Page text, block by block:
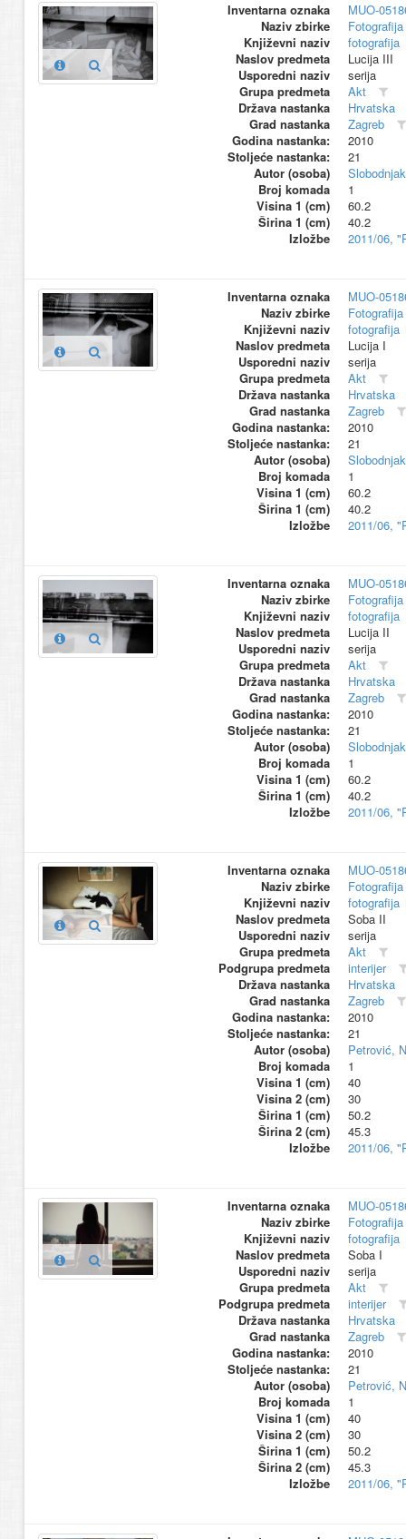
Inventarna oznaka
MUO-
Naziv zbirke
Književni naziv
fotografija
Naslov predmeta
Lucija III
Usporedni naziv
serija
Grupa predmeta
Akt
Država nastanka
Hrvatska
Grad nastanka
Zagreb
Godina nastanka:
2010
Stoljeće nastanka:
21
Autor (osoba)
Broj komada
1
Visina 1 (cm)
60.2
Širina 1 (cm)
40.2
Izložbe
2011/06,
Inventarna oznaka
MUO-
Naziv zbirke
Književni naziv
fotografija
Naslov predmeta
Lucija I
Usporedni naziv
serija
Grupa predmeta
Akt
Država nastanka
Hrvatska
Grad nastanka
Zagreb
Godina nastanka:
2010
Stoljeće nastanka:
21
Autor (osoba)
Broj komada
1
Visina 1 (cm)
60.2
Širina 1 (cm)
40.2
Izložbe
2011/06,
Inventarna oznaka
MUO-
Naziv zbirke
Književni naziv
fotografija
Naslov predmeta
Lucija II
Usporedni naziv
serija
Grupa predmeta
Akt
Država nastanka
Hrvatska
Grad nastanka
Zagreb
Godina nastanka:
2010
Stoljeće nastanka:
21
Autor (osoba)
Broj komada
1
Visina 1 (cm)
60.2
Širina 1 (cm)
40.2
Izložbe
2011/06,
Inventarna oznaka
MUO-
Naziv zbirke
Književni naziv
fotografija
Naslov predmeta
Soba II
Usporedni naziv
serija
Grupa predmeta
Akt
Podgrupa predmeta
interijer
Država nastanka
Hrvatska
Grad nastanka
Zagreb
Godina nastanka:
2010
Stoljeće nastanka:
21
Autor (osoba)
Petrović,
Broj komada
1
Visina 1 (cm)
40
Visina 2 (cm)
30
Širina 1 (cm)
50.2
Širina 2 (cm)
45.3
Izložbe
2011/06,
Inventarna oznaka
MUO-
Naziv zbirke
Književni naziv
fotografija
Naslov predmeta
Soba I
Usporedni naziv
serija
Grupa predmeta
Akt
Podgrupa predmeta
interijer
Država nastanka
Hrvatska
Grad nastanka
Zagreb
Godina nastanka:
2010
Stoljeće nastanka:
21
Autor (osoba)
Petrović,
Broj komada
1
Visina 1 (cm)
40
Visina 2 (cm)
30
Širina 1 (cm)
50.2
Širina 2 (cm)
45.3
Izložbe
2011/06,